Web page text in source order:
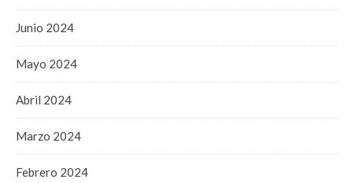
Junio 2024
Mayo 2024
Abril 2024
Marzo 2024
Febrero 2024